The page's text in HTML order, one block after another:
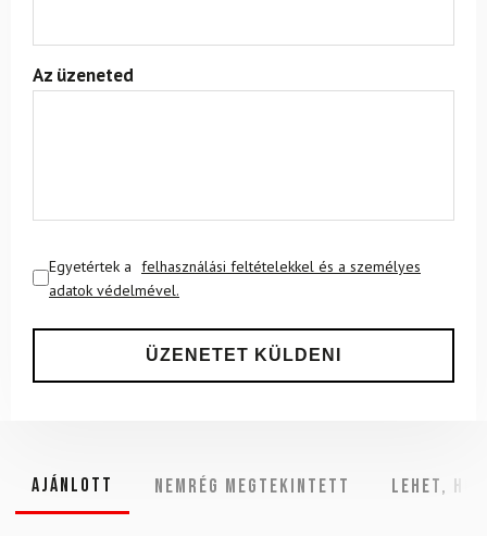
Az üzeneted
Egyetértek a felhasználási feltételekkel és a személyes
adatok védelmével.
Ajánlott NEMRÉG MEGTEKINTETT Lehet,